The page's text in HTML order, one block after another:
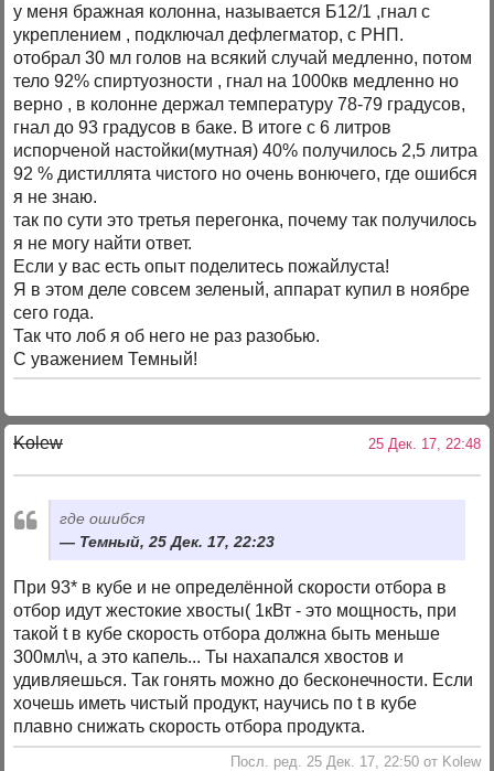
у меня бражная колонна, называется Б12/1 ,гнал с
укреплением , подключал дефлегматор, с РНП.
отобрал 30 мл голов на всякий случай медленно, потом
тело 92% спиртуозности , гнал на 1000кв медленно но
верно , в колонне держал температуру 78-79 градусов,
гнал до 93 градусов в баке. В итоге с 6 литров
испорченой настойки(мутная) 40% получилось 2,5 литра
92 % дистиллята чистого но очень вонючего, где ошибся
я не знаю.
так по сути это третья перегонка, почему так получилось
я не могу найти ответ.
Если у вас есть опыт поделитесь пожайлуста!
Я в этом деле совсем зеленый, аппарат купил в ноябре
сего года.
Так что лоб я об него не раз разобью.
С уважением Темный!
Kolew 25 Дек. 17, 22:48
где ошибся
Темный, 25 Дек. 17, 22:23
При 93* в кубе и не определённой скорости отбора в
отбор идут жестокие хвосты( 1кВт - это мощность, при
такой t в кубе скорость отбора должна быть меньше
300мл\ч, а это капель... Ты нахапался хвостов и
удивляешься. Так гонять можно до бесконечности. Если
хочешь иметь чистый продукт, научись по t в кубе
плавно снижать скорость отбора продукта.
Посл. ред. 25 Дек. 17, 22:50 от Kolew